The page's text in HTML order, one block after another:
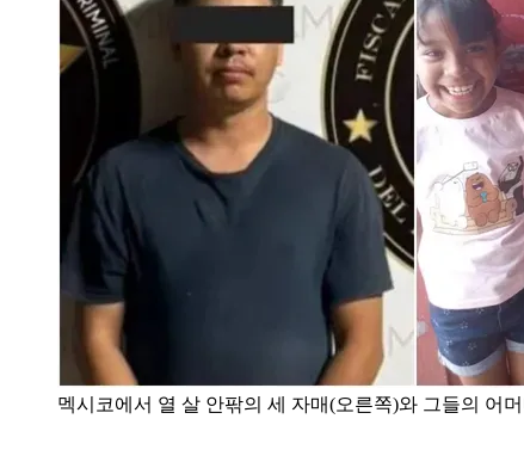
멕시코에서 열 살 안팎의 세 자매(오른쪽)와 그들의 어